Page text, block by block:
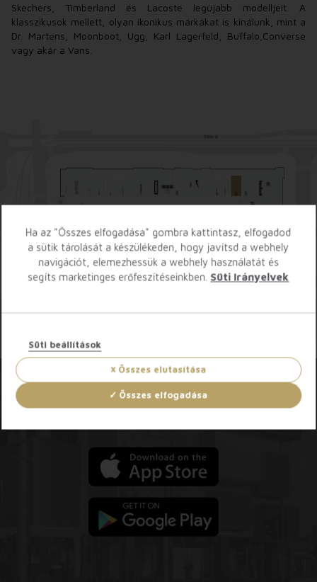
Skechers, Timberland és Lacoste legújabb modelljeit. A
klasszikusok mellett, olyan ikonikus márkákat is kínálunk, mint a
Dr. Martens, Moonboot, Ugg, Karl Lagerfeld, Buffalo,Converse
vagy akár a Vans.
Ha az "Összes elfogadása" gombra kattintasz, elfogadod
a sütik tárolását a készülékeden, hogy javítsd a webhely
navigációt, elemezhessük a webhely használatát és
segíts marketinges erőfeszítéseinkben. Süti Irányelvek
Összes elutasítása
Összes elfogadása
Süti beállítások